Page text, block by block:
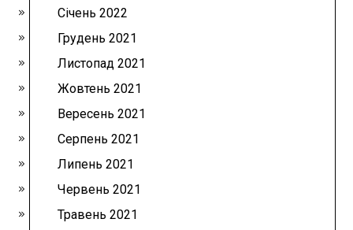
Січень 2022
Грудень 2021
Листопад 2021
Жовтень 2021
Вересень 2021
Серпень 2021
Липень 2021
Червень 2021
Травень 2021